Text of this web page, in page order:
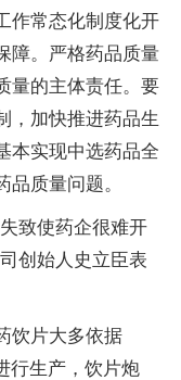
作常态化制度化开
障。严格药品质量
量的主体责任。要
，加快推进药品生
本实现中选药品全
质量问题。
致使药企很难开
创始人史立臣表
饮片大多依据
行生产，饮片炮